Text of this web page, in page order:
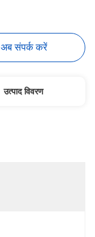
अब संपर्क करें
उत्पाद विवरण